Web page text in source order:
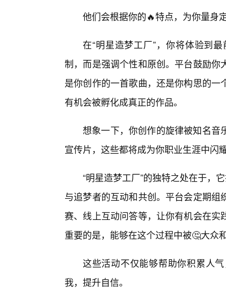
他们会根据你的🔥特点，为你量身
在“明星造梦工厂”，你将体验到
制，而是强调个性和原创。平台鼓励
是你创作的一首歌曲，还是你构思的
有机会被孵化成真正的作品。
想象一下，你创作的旋律被知名音
宣传片，这些都将成为你职业生涯中闪
“明星造梦工厂”的独特之处在于，
与追梦者的互动和共创。平台会定期
赛、线上互动问答等，让你有机会在
重要的是，能够在这个过程中被🤔大众
这些活动不仅能够帮助你积累人
我，提升自信。